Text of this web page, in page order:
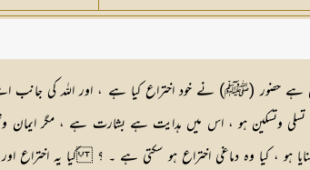
ہے حضور (ﷺ) نے خود اختراع کیا ہے ، اور اللہ کی
کی تسلی وتسکین ہو ، اس میں ہدایت ہے بشارت ہے ،
ہو ، کیا وہ دماغی اختراع ہو سکتی ہے ۔ ؟ کیا یہ